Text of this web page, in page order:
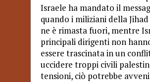
Israele ha mandato il
quando i miliziani della
ne è rimasta fuori, mentre
principali dirigenti non
essere trascinata in un
uccidere troppi civili
tensioni, ciò potrebbe